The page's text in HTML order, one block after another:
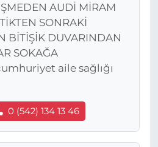
AUDİ MİRAM
SONRAKİ
BİTİŞİK DUVARINDAN
SOKAĞA
aile sağlığı
0 (542) 134 13 46